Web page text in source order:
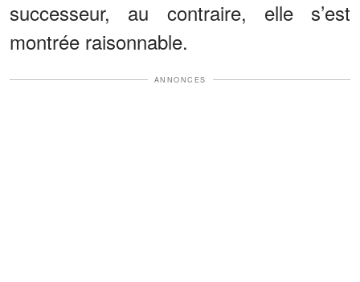
successeur, au contraire, elle s’est
montrée raisonnable.
ANNONCES